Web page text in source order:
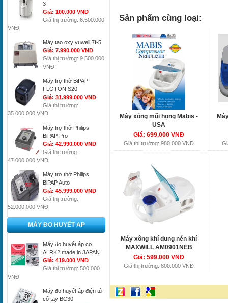
3
Giá: 100.000 VND
Giá thị trường: 6.500.000
VNĐ
Máy tạo oxy yuwell 7f-5
Giá: 7.990.000 VND
Giá thị trường: 9.500.000
VNĐ
Máy trợ thở BiPAP
FLOTON S20
Giá: 31.999.000 VND
Giá thị trường:
35.000.000 VNĐ
Máy trợ thở Philips
BiPAP Pro
Giá: 42.990.000 VND
Giá thị trường:
47.000.000 VNĐ
Máy trợ thở Philips
BiPAP Auto
Giá: 45.999.000 VND
Giá thị trường:
52.000.000 VNĐ
MÁY ĐO HUYẾT AP
Máy đo huyết áp cơ
ALRK2 made in JAPAN
Giá: 419.000 VND
Giá thị trường: 500.000
VNĐ
Máy đo huyết áp điện tử
cổ tay BC30
Sản phẩm cùng loại:
Máy xông mũi họng Mabis -
USA
Giá: 699.000 VNĐ
Giá thị trường: 980.000 VNĐ
Máy xông khí dung nén khí
MAXWILL AM0901NEB
Giá: 599.000 VNĐ
Giá thị trường: 800.000 VNĐ